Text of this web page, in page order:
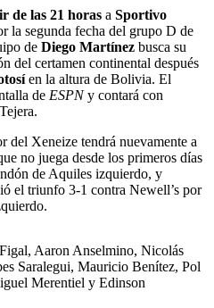
de las 21 horas a Sportivo
la segunda fecha del grupo D de
de Diego Martínez busca su
del certamen continental después
en la altura de Bolivia. El
de ESPNy contará con
del Xeneize tendrá nuevamente a
no juega desde los primeros días
de Aquiles izquierdo, y
el triunfo 3-1 contra Newell’s por
Aaron Anselmino, Nicolás
Saralegui, Mauricio Benítez, Pol
Merentiel y Edinson